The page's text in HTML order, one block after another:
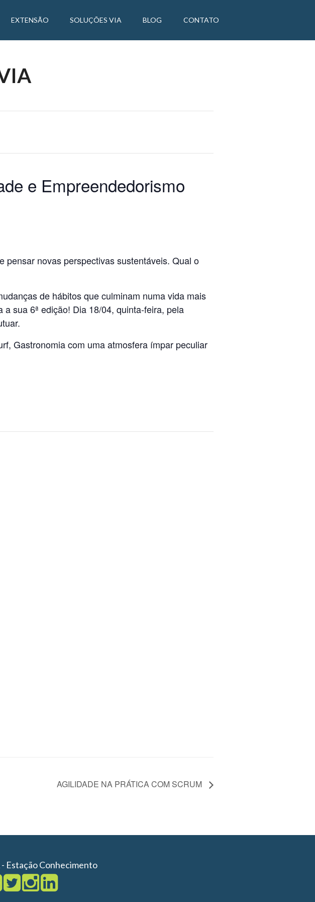
EXTENSÃO SOLUÇÕES VIA BLOG CONTATO
e Empreendedorismo
pensar novas perspectivas sustentáveis. Qual o
de hábitos que culminam numa vida mais
sua 6ª edição! Dia 18/04, quinta-feira, pela
Gastronomia com uma atmosfera ímpar peculiar
AGILIDADE NA PRÁTICA COM SCRUM
Estação Conhecimento